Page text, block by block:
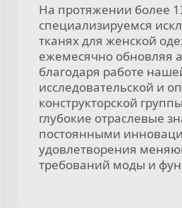
На протяжении более
специализируемся
тканях для женской
ежемесячно обновляя
благодаря работе
исследовательской и
конструкторской
глубокие отраслевые
постоянными
удовлетворения
требований моды и